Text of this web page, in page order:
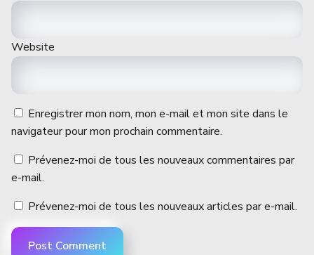
Website
Enregistrer mon nom, mon e-mail et mon site dans le
navigateur pour mon prochain commentaire.
Prévenez-moi de tous les nouveaux commentaires par
e-mail.
Prévenez-moi de tous les nouveaux articles par e-mail.